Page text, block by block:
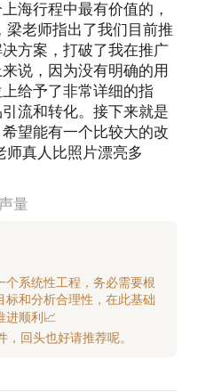
海行程中最有价值的，
老师指出了我们目前推
方案，打破了我在推广
说，因为没有明确的用
给予了非常详细的指
流和转化。接下来就是
望能有一个比较大的改
师真人比照片漂亮多
量
个系统性工程，务必需要根
标和分析合理性，在此基础
进顺利📈